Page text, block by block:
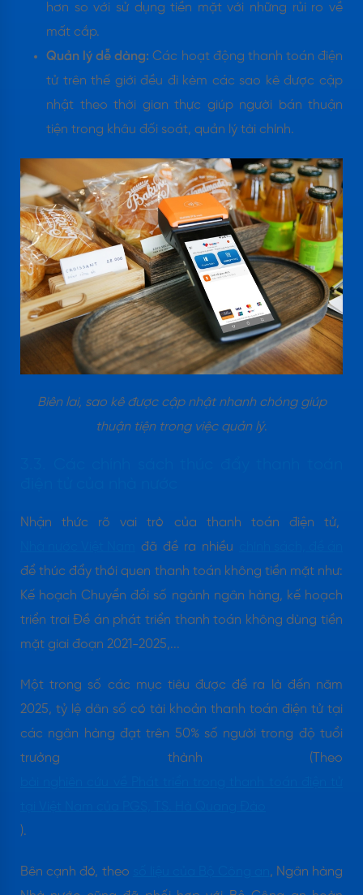
hơn so với sử dụng tiền mặt với những rủi ro về
mất cắp.
Quản lý dễ dàng: Các hoạt động thanh toán điện
tử trên thế giới đều đi kèm các sao kê được cập
nhật theo thời gian thực giúp người bán thuận
tiện trong khâu đối soát, quản lý tài chính.
Biên lai, sao kê được cập nhật nhanh chóng giúp
thuận tiện trong việc quản lý.
Nhận thức rõ vai trò của thanh toán điện tử,
đã đề ra nhiều
để thúc đẩy thói quen thanh toán không tiền mặt như:
Kế hoạch Chuyển đổi số ngành ngân hàng, kế hoạch
triển trai Đề án phát triển thanh toán không dùng tiền
mặt giai đoạn 2021-2025,...
Một trong số các mục tiêu được đề ra là đến năm
2025, tỷ lệ dân số có tài khoản thanh toán điện tử tại
các ngân hàng đạt trên 50% số người trong độ tuổi
trưởng thành (Theo
).
Bên cạnh đó, theo
, Ngân hàng